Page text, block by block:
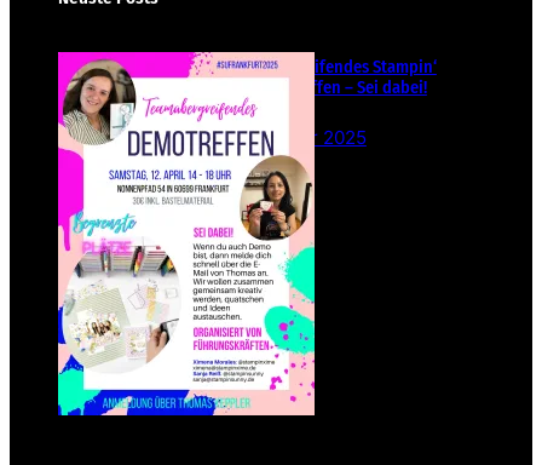
Teamübergreifendes Stampin‘
Up! Demotreffen – Sei dabei!
26. Februar 2025